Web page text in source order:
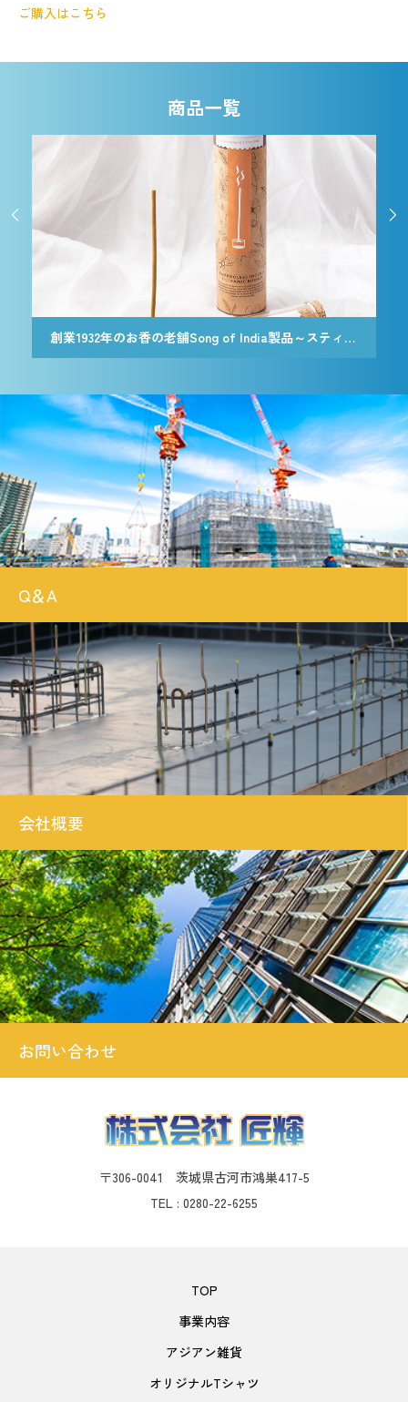
ご購入はこちら
商品一覧
創業1932年のお香の老舗Song of India製品～スティック香＆お香立てセット[Botanicaly Collection] – ゴジモロ オレンジ
 
Q＆A
会社概要
お問い合わせ
〒306-0041 茨城県古河市鴻巣417-5
TEL : 0280-22-6255
TOP
事業内容
アジアン雑貨
オリジナルTシャツ